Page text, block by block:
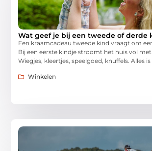
Wat geef je bij een tweede of derde
Een kraamcadeau tweede kind vraagt om
Bij een eerste kindje stroomt het huis vol met
Wiegjes, kleertjes, speelgoed, knuffels. Alles is
Winkelen